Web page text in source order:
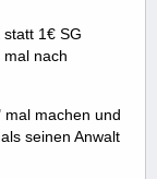
statt 1€ SG
nach
machen und
seinen Anwalt